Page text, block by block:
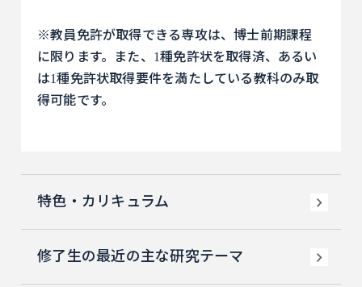
※教員免許が取得できる専攻は、博士前期課程
に限ります。また、1種免許状を取得済、あるい
は1種免許状取得要件を満たしている教科のみ取
得可能です。
特色・カリキュラム
修了生の最近の主な研究テーマ